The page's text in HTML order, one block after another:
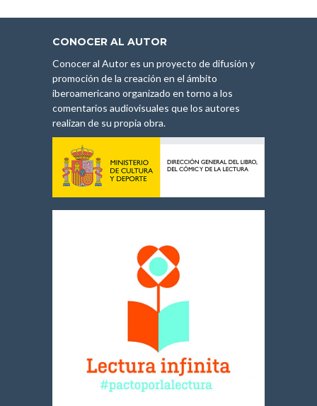
CONOCER AL AUTOR
Conocer al Autor es un proyecto de difusión y
promoción de la creación en el ámbito
iberoamericano organizado en torno a los
comentarios audiovisuales que los autores
realizan de su propia obra.